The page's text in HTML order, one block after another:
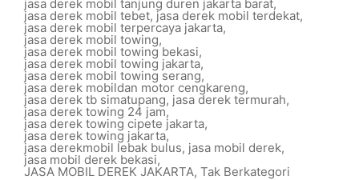
jasa derek mobil tanjung duren jakarta barat,
jasa derek mobil tebet, jasa derek mobil terdekat,
jasa derek mobil terpercaya jakarta,
jasa derek mobil towing,
jasa derek mobil towing bekasi,
jasa derek mobil towing jakarta,
jasa derek mobil towing serang,
jasa derek mobildan motor cengkareng,
jasa derek tb simatupang, jasa derek termurah,
jasa derek towing 24 jam,
jasa derek towing cipete jakarta,
jasa derek towing jakarta,
jasa derekmobil lebak bulus, jasa mobil derek,
jasa mobil derek bekasi,
JASA MOBIL DEREK JAKARTA, Tak Berkategori